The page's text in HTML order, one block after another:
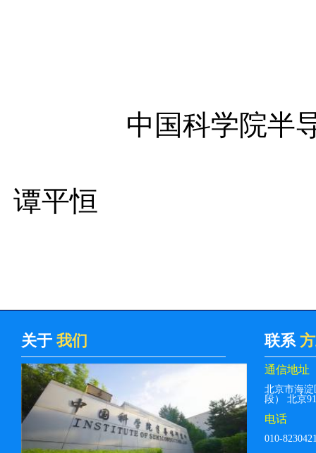
中国科学院半导
谭平恒
关于 我们 联系
通信地址
北京市海
段） 北京
电话
010-